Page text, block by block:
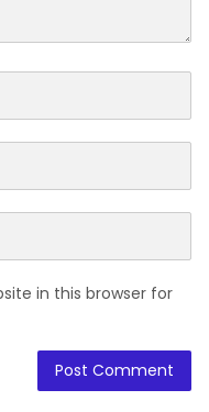
in this browser for